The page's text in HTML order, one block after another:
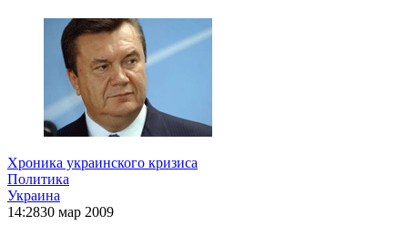
Хроника украинского кризиса
Политика
Украина
14:2830 мар 2009